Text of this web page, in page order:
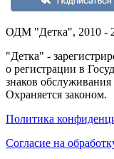
ОДМ "Детка", 2010 -
"Детка" -
о регистрации в
знаков
Охраняется законом.
Политика
Согласие на